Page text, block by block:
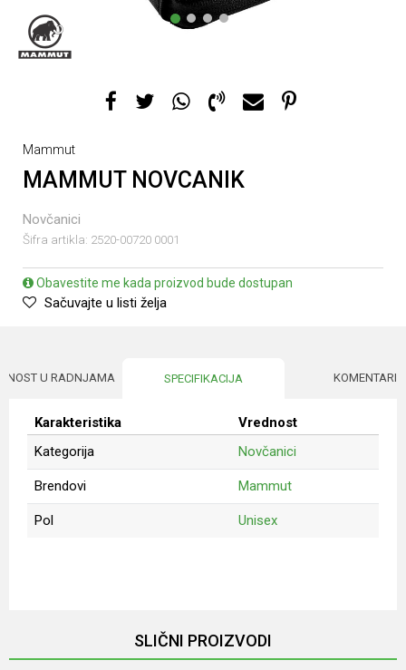
1 2 3 4
Mammut
MAMMUT NOVCANIK
Novčanici
Šifra artikla: 2520-00720 0001
Obavestite me kada proizvod bude dostupan
Sačuvajte u listi želja
U RADNJAMA SPECIFIKACIJA KOMENTARI
Karakteristika
Vrednost
Kategorija
Novčanici
Brendovi Mammut
Pol Unisex
SLIČNI PROIZVODI